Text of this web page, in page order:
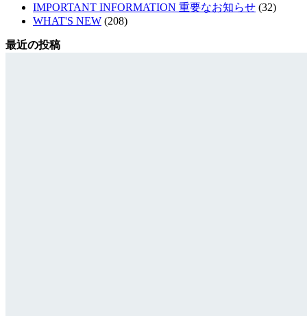
IMPORTANT INFORMATION 重要なお知らせ (32)
WHAT'S NEW (208)
最近の投稿